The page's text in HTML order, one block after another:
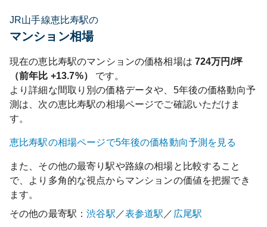
JR山手線恵比寿駅の
マンション相場
現在の恵比寿駅のマンションの価格相場は 724万円/坪
（前年比 +13.7%）
です。
より詳細な間取り別の価格データや、5年後の価格動向予
測は、次の恵比寿駅の相場ページでご確認いただけま
す。
恵比寿駅の相場ページで5年後の価格動向予測を見る
また、その他の最寄り駅や路線の相場と比較すること
で、より多角的な視点からマンションの価値を把握でき
ます。
その他の最寄駅：渋谷駅 ／表参道駅 ／ 広尾駅